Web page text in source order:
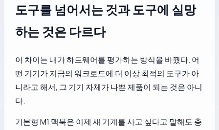
도구를 넘어서는 것과 도구에 실망
하는 것은 다르다
이 차이는 내가 하드웨어를 평가하는 방식을 바꿨다. 어
떤 기기가 지금의 워크로드에 더 이상 최적의 도구가 아
니라고 해서, 그 기기 자체가 나쁜 제품이 되는 것은 아니
다.
기본형 M1 맥북은 이제 새 기계를 사고 싶다고 말해도 충